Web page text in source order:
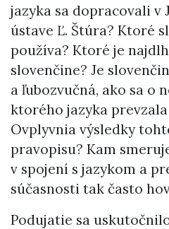
jazyka sa dopracovali v
ústave Ľ. Štúra? Ktoré
používa? Ktoré je
slovenčine? Je
a ľubozvučná, ako sa o
ktorého jazyka
Ovplyvnia výsledky
pravopisu? Kam
v spojení s jazykom a
súčasnosti tak často
Podujatie sa